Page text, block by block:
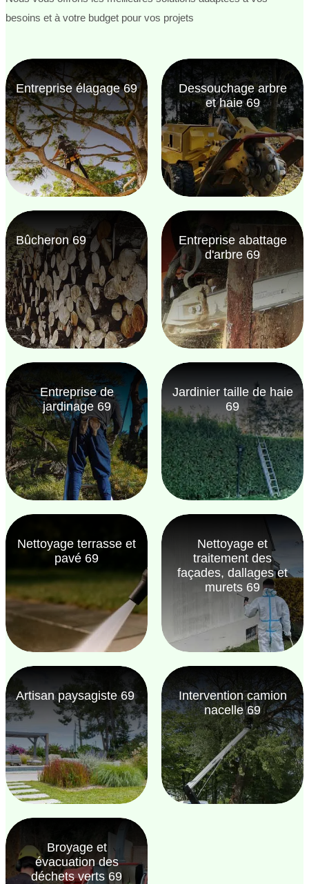
besoins et à votre budget pour vos projets
Entreprise élagage 69
Dessouchage arbre
et haie 69
Bûcheron 69
Entreprise abattage
d'arbre 69
Entreprise de
jardinage 69
Jardinier taille de haie
69
Nettoyage terrasse et
pavé 69
Nettoyage et
traitement des
façades, dallages et
murets 69
Artisan paysagiste 69
Intervention camion
nacelle 69
Broyage et
évacuation des
déchets verts 69